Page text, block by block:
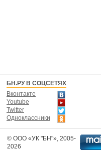
БН.РУ В СОЦСЕТЯХ
Вконтакте
Youtube
Twitter
Одноклассники
© ООО «УК "БН"», 2005-
2026